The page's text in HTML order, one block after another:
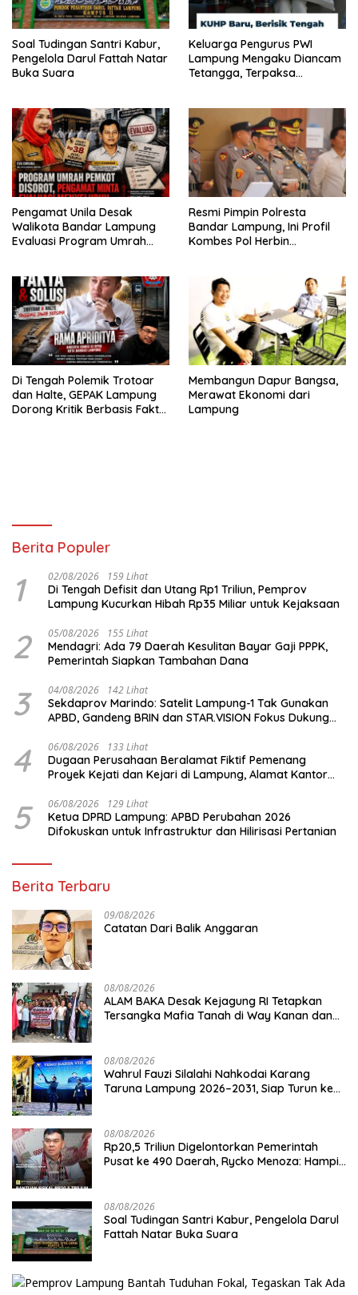
Soal Tudingan Santri Kabur,
Pengelola Darul Fattah Natar
Buka Suara
Keluarga Pengurus PWI
Lampung Mengaku Diancam
Tetangga, Terpaksa
Pengamat Unila Desak
Walikota Bandar Lampung
Evaluasi Program Umrah
Resmi Pimpin Polresta
Bandar Lampung, Ini Profil
Kombes Pol Herbin
Di Tengah Polemik Trotoar
dan Halte, GEPAK Lampung
Dorong Kritik Berbasis Fakta
Membangun Dapur Bangsa,
Merawat Ekonomi dari
Lampung
Berita Populer
1 02/08/2026 159 Lihat
Di Tengah Defisit dan Utang Rp1 Triliun, Pemprov
Lampung Kucurkan Hibah Rp35 Miliar untuk Kejaksaan
2 05/08/2026 155 Lihat
Mendagri: Ada 79 Daerah Kesulitan Bayar Gaji PPPK,
Pemerintah Siapkan Tambahan Dana
3 04/08/2026 142 Lihat
Sekdaprov Marindo: Satelit Lampung-1 Tak Gunakan
APBD, Gandeng BRIN dan STAR.VISION Fokus Dukung
4 06/08/2026 133 Lihat
Dugaan Perusahaan Beralamat Fiktif Pemenang
Proyek Kejati dan Kejari di Lampung, Alamat Kantor
PKPCK Disorot
5 06/08/2026 129 Lihat
Ketua DPRD Lampung: APBD Perubahan 2026
Difokuskan untuk Infrastruktur dan Hilirisasi Pertanian
Berita Terbaru
09/08/2026
Catatan Dari Balik Anggaran
08/08/2026
ALAM BAKA Desak Kejagung RI Tetapkan
Tersangka Mafia Tanah di Way Kanan dan
08/08/2026
Wahrul Fauzi Silalahi Nahkodai Karang
Taruna Lampung 2026–2031, Siap Turun ke
08/08/2026
Rp20,5 Triliun Digelontorkan Pemerintah
Pusat ke 490 Daerah, Rycko Menoza: Hampir
08/08/2026
Soal Tudingan Santri Kabur, Pengelola Darul
Fattah Natar Buka Suara